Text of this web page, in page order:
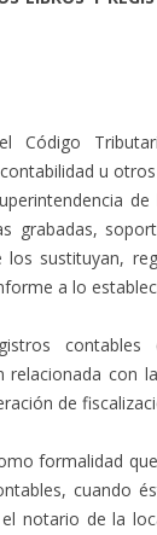
Código
u
grabadas,
sustituyan,
a lo
contables
con
de
formalidad
cuando
notario de la